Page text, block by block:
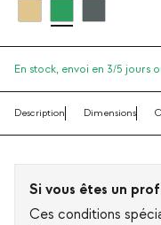
En stock, envoi en 3/5 jours
Description Dimensions
Si vous êtes un
Ces conditions